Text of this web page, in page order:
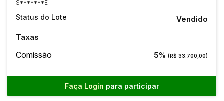
S*******E
Status do Lote
Vendido
Taxas
Comissão 5% (R$ 33.700,00)
Faça Login para participar